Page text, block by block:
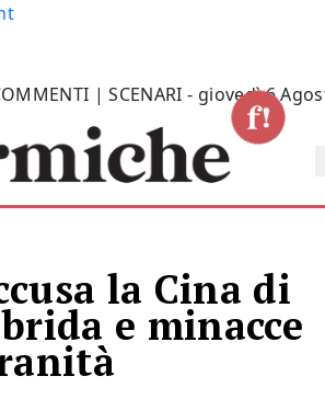
| SCENARI - giovedì 6
la Cina di
e minacce